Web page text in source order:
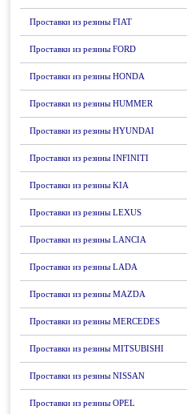
Проставки из резины FIAT
Проставки из резины FORD
Проставки из резины HONDA
Проставки из резины HUMMER
Проставки из резины HYUNDAI
Проставки из резины INFINITI
Проставки из резины KIA
Проставки из резины LEXUS
Проставки из резины LANCIA
Проставки из резины LADA
Проставки из резины MAZDA
Проставки из резины MERCEDES
Проставки из резины MITSUBISHI
Проставки из резины NISSAN
Проставки из резины OPEL